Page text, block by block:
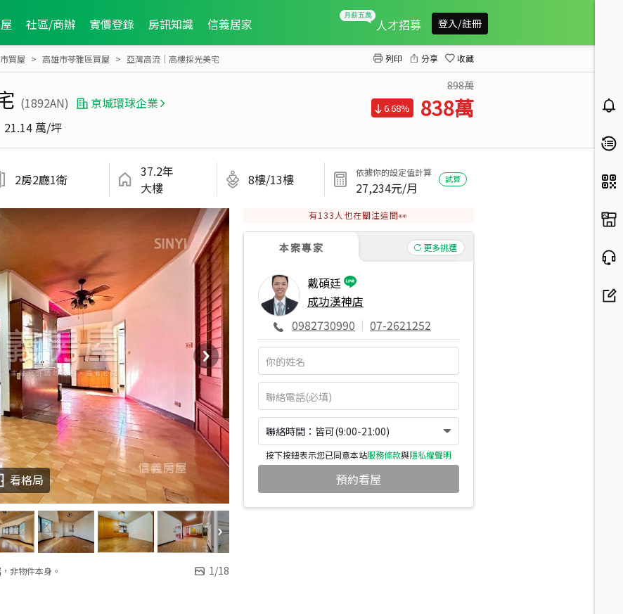
社區/商辦 實價登錄 房訊知識 信義居家 人才招募 登入/註冊
買屋 高雄市苓雅區買屋 亞灣高流｜高樓採光美宅 列印 分享 收藏
(1892AN)
京城環球企業
21.14 萬/坪
898萬
6.68% 838萬
2房2廳1衛
37.2年
大樓
8樓/13樓 依據你的設定值計算
27,234元/月
試算
非物件本身。 1/18
看格局
有133 人也在關注這間👀
本案專家 更多挑選
戴碩廷
成功漢神店
0982730990 | 07-2621252
聯絡時間：皆可(9:00-21:00)
按下按鈕表示您已同意本站服務條款與隱私權聲明
預約看屋